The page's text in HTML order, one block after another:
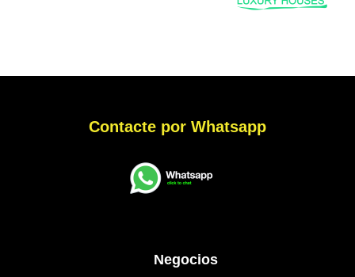
Contacte por Whatsapp
Negocios